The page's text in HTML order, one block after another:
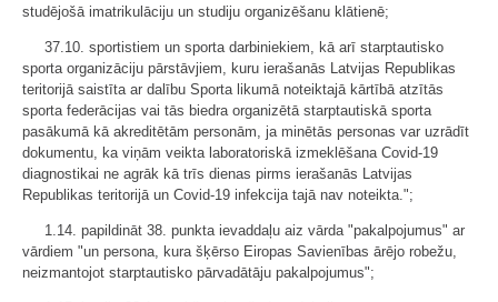
studējošā imatrikulāciju un studiju organizēšanu klātienē;
37.10. sportistiem un sporta darbiniekiem, kā arī starptautisko
sporta organizāciju pārstāvjiem, kuru ierašanās Latvijas Republikas
teritorijā saistīta ar dalību Sporta likumā noteiktajā kārtībā atzītās
sporta federācijas vai tās biedra organizētā starptautiskā sporta
pasākumā kā akreditētām personām, ja minētās personas var uzrādīt
dokumentu, ka viņām veikta laboratoriskā izmeklēšana Covid-19
diagnostikai ne agrāk kā trīs dienas pirms ierašanās Latvijas
Republikas teritorijā un Covid-19 infekcija tajā nav noteikta.";
1.14. papildināt 38. punkta ievaddaļu aiz vārda "pakalpojumus" ar
vārdiem "un persona, kura šķērso Eiropas Savienības ārējo robežu,
neizmantojot starptautisko pārvadātāju pakalpojumus";